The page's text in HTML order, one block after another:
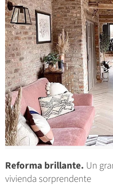
Reforma brillante. Un
vivienda sorprendente